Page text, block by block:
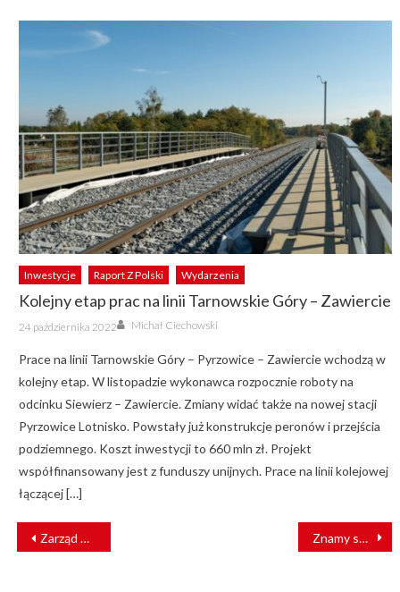
Inwestycje Raport Z Polski Wydarzenia
Kolejny etap prac na linii Tarnowskie Góry – Zawiercie
Posted
on
24 października 2022 Author
Michał Ciechowski
Prace na linii Tarnowskie Góry – Pyrzowice – Zawiercie wchodzą w
kolejny etap. W listopadzie wykonawca rozpocznie roboty na
odcinku Siewierz – Zawiercie. Zmiany widać także na nowej stacji
Pyrzowice Lotnisko. Powstały już konstrukcje peronów i przejścia
podziemnego. Koszt inwestycji to 660 mln zł. Projekt
współfinansowany jest z funduszy unijnych. Prace na linii kolejowej
łączącej […]
NAWIGACJA
WPISU
Zarząd PKP Polskich Linii Kolejowych odwołany Znamy skład tymczasowego Zarządu PKP Polskich Linii Kolejowych